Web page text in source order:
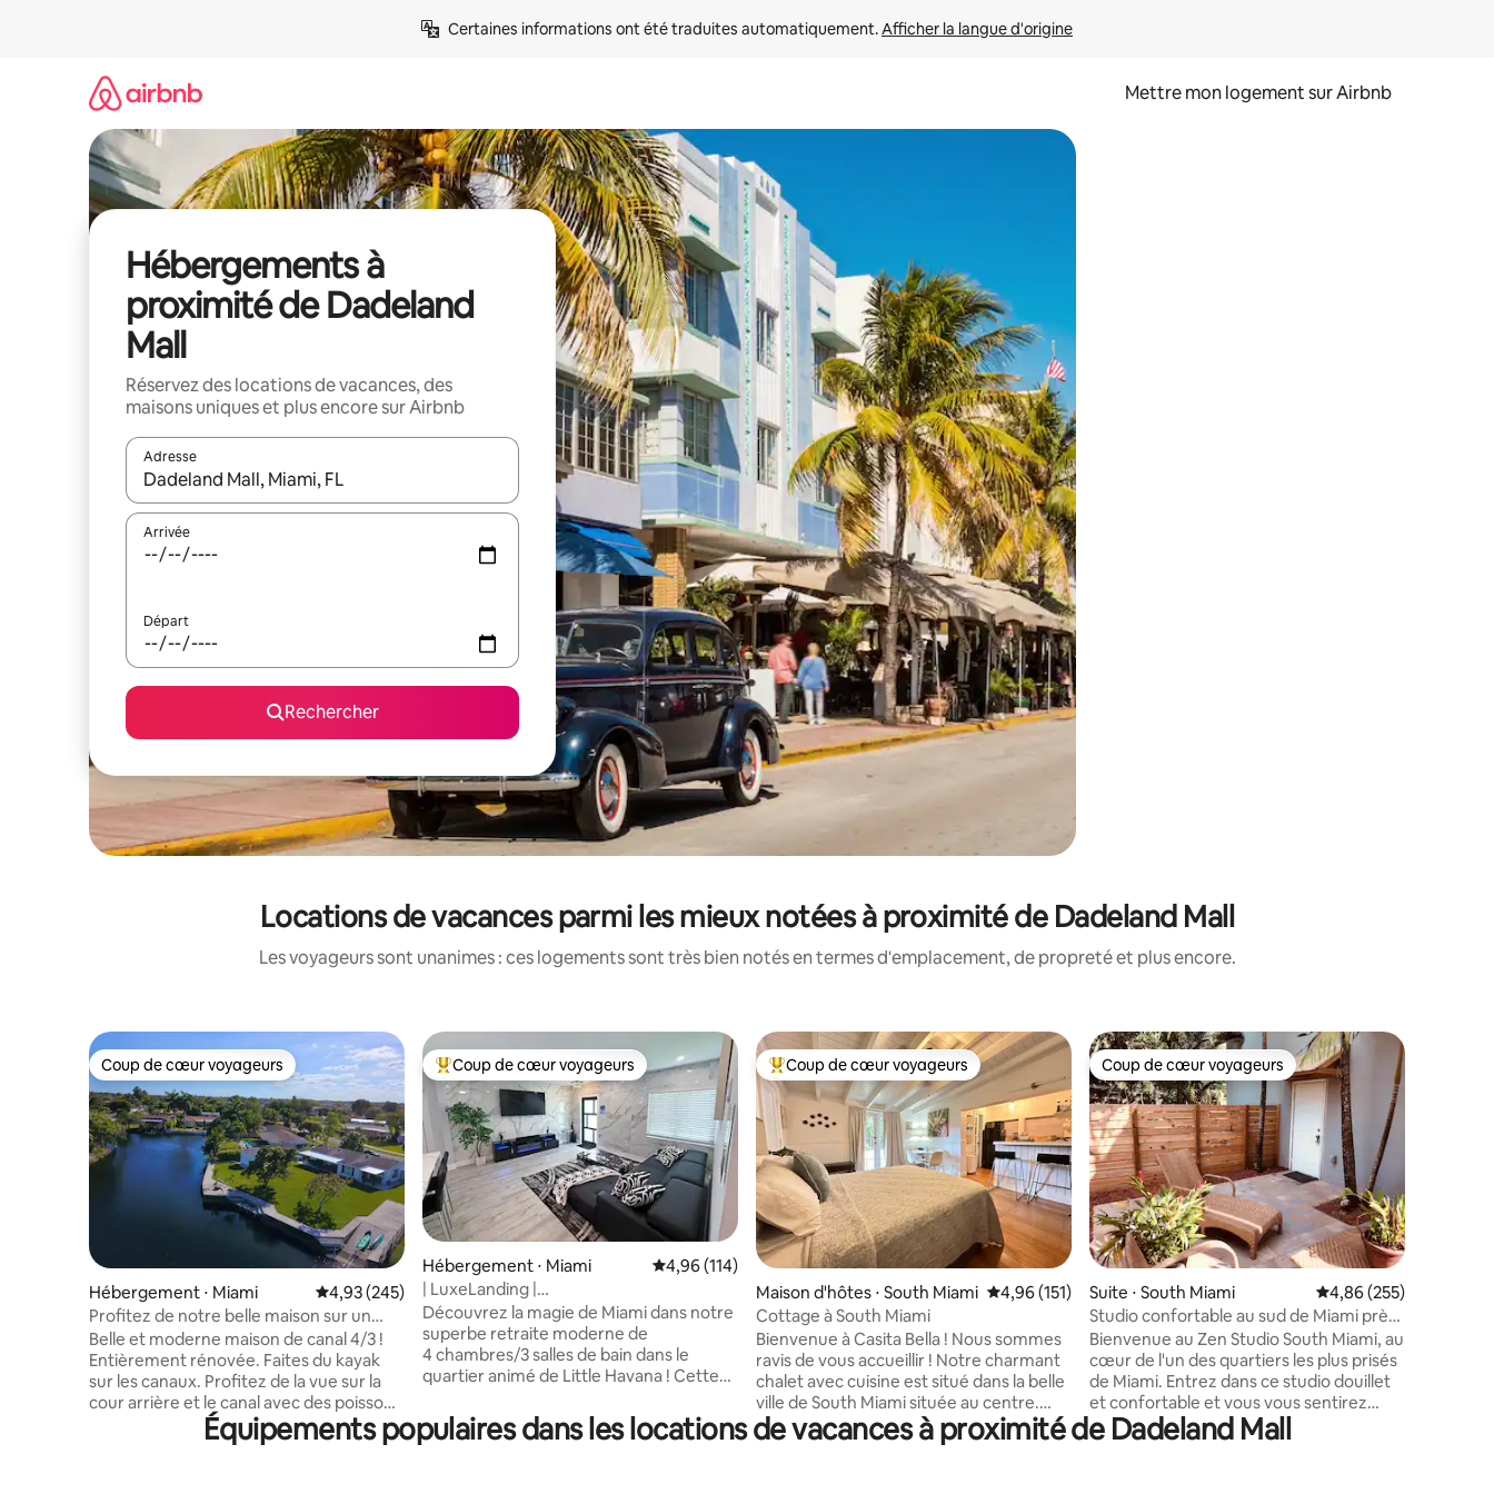
Certaines informations ont été traduites automatiquement. Afficher la langue d'origine
Mettre mon logement sur Airbnb
Hébergements à
proximité de Dadeland
Mall
Réservez des locations de vacances, des
maisons uniques et plus encore sur Airbnb
Adresse
Lorsque les résultats s'affichent, utilisez les flèches vers le haut et vers le bas pour les parcourir ou en appuyant et en faisant glisser.
Arrivée
Départ
Rechercher
Locations de vacances parmi les mieux notées à proximité de Dadeland Mall
Les voyageurs sont unanimes : ces logements sont très bien notés en termes d'emplacement, de propreté et plus encore.
Coup de cœur voyageurs
Coup de cœur voyageurs
Hébergement ⋅ Miami Évaluation moyenne sur la base de 245 commentaires : 4,93 sur 5
4,93 (245)
Profitez de notre belle maison sur un
canal amusant ! Jacuzzi !
Belle et moderne maison de canal 4/3 !
Entièrement rénovée. Faites du kayak
sur les canaux. Profitez de la vue sur la
cour arrière et le canal avec des poissons
sauteurs toute la journée. La maison est
dans un quartier central et calme.
Coups de cœur voyageurs les plus appréciés
Coup de cœur voyageurs
Hébergement ⋅ Miami Évaluation moyenne sur la base de 114 commentaires : 4,96 sur 5
4,96 (114)
| LuxeLanding |
Piscine+Salon+Échecs+BBQ+Golf+Aéroport
Découvrez la magie de Miami dans notre
superbe retraite moderne de
4 chambres/3 salles de bain dans le
quartier animé de Little Havana ! Cette
accueillir jusqu'à 11 personnes et dispose
d'un salon élégant, d'une cuisine
Coups de cœur voyageurs les plus appréciés
Coup de cœur voyageurs
Maison d'hôtes ⋅ South Miami Évaluation moyenne sur la base de 151 commentaires : 4,96 sur 5
4,96 (151)
Cottage à South Miami
Bienvenue à Casita Bella ! Nous sommes
ravis de vous accueillir ! Notre charmant
chalet avec cuisine est situé dans la belle
ville de South Miami située au centre.
Notre quartier agréable se trouve à
quelques pâtés de maisons du centre-
Coup de cœur voyageurs
Coup de cœur voyageurs
Suite ⋅ South Miami Évaluation moyenne
4,86 (255)
Studio confortable au sud de Miami près
de l'U de M + parking gratuit
Bienvenue au Zen Studio South Miami, au
cœur de l'un des quartiers les plus prisés
de Miami. Entrez dans ce studio douillet
et confortable et vous vous sentirez
immédiatement en paix. Vous
disposerez d'un lit Queen Size
Équipements populaires dans les locations de vacances à proximité de Dadeland Mall